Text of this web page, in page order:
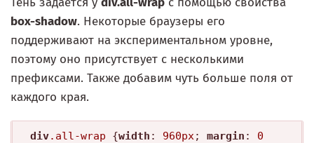
box-shadow. Некоторые браузеры его
поддерживают на экспериментальном уровне,
поэтому оно присутствует с несколькими
префиксами. Также добавим чуть больше поля от
каждого края.
div.all-wrap {width : 960px; margin : 0